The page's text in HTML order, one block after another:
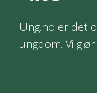
Ung.no er det
ungdom. Vi